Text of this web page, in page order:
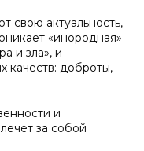
свою актуальность,
«инородная»
и зла», и
качеств: доброты,
и
за собой